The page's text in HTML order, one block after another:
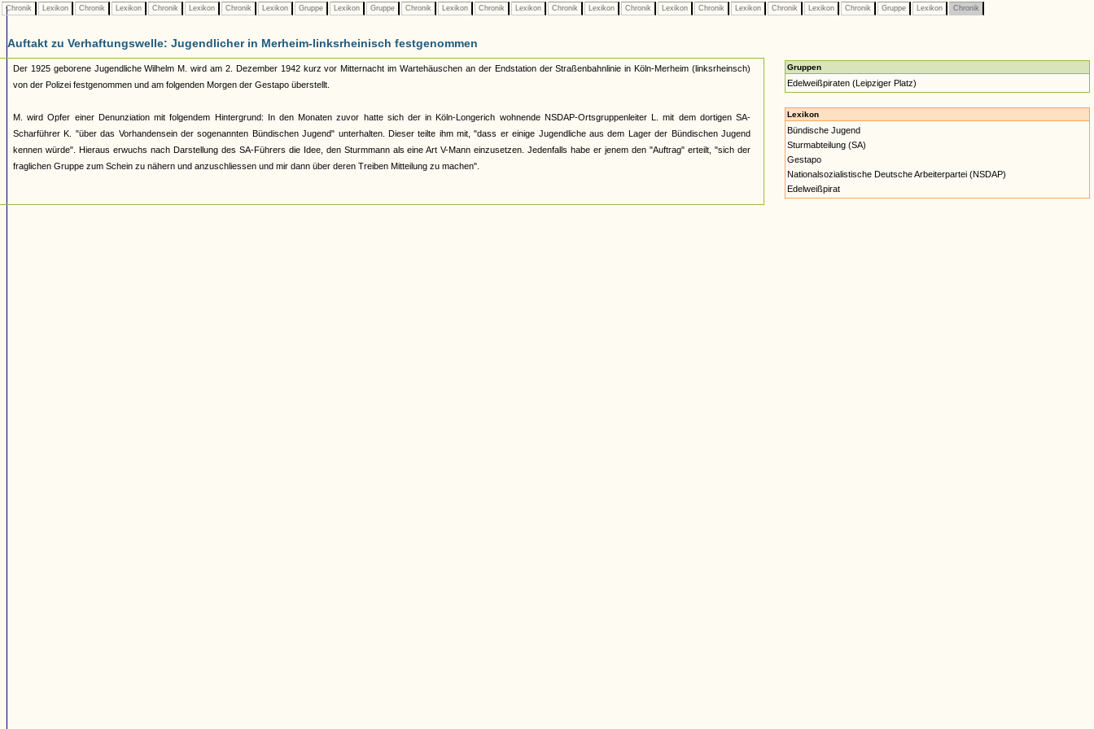
Chronik Lexikon Chronik Lexikon Chronik Lexikon Chronik Lexikon Gruppe Lexikon Gruppe Chronik Lexikon Chronik Lexikon Chronik Lexikon Chronik Lexikon Chronik Lexikon Chronik Lexikon Chronik Gruppe Lexikon Chronik
Auftakt zu Verhaftungswelle: Jugendlicher in Merheim-linksrheinisch festgenommen
Der 1925 geborene Jugendliche Wilhelm M. wird am 2. Dezember 1942 kurz vor Mitternacht im Wartehäuschen an der Endstation der Straßenbahnlinie in Köln-Merheim (linksrheinsch)
von der Polizei festgenommen und am folgenden Morgen der Gestapo überstellt.
M. wird Opfer einer Denunziation mit folgendem Hintergrund: In den Monaten zuvor hatte sich der in Köln-Longerich wohnende NSDAP-Ortsgruppenleiter L. mit dem dortigen SA-
Scharführer K. "über das Vorhandensein der sogenannten Bündischen Jugend" unterhalten. Dieser teilte ihm mit, "dass er einige Jugendliche aus dem Lager der Bündischen Jugend
kennen würde". Hieraus erwuchs nach Darstellung des SA-Führers die Idee, den Sturmmann als eine Art V-Mann einzusetzen. Jedenfalls habe er jenem den "Auftrag" erteilt, "sich der
fraglichen Gruppe zum Schein zu nähern und anzuschliessen und mir dann über deren Treiben Mitteilung zu machen".
Gruppen
Edelweißpiraten (Leipziger Platz)
Lexikon
Bündische Jugend
Sturmabteilung (SA)
Gestapo
Nationalsozialistische Deutsche Arbeiterpartei (NSDAP)
Edelweißpirat